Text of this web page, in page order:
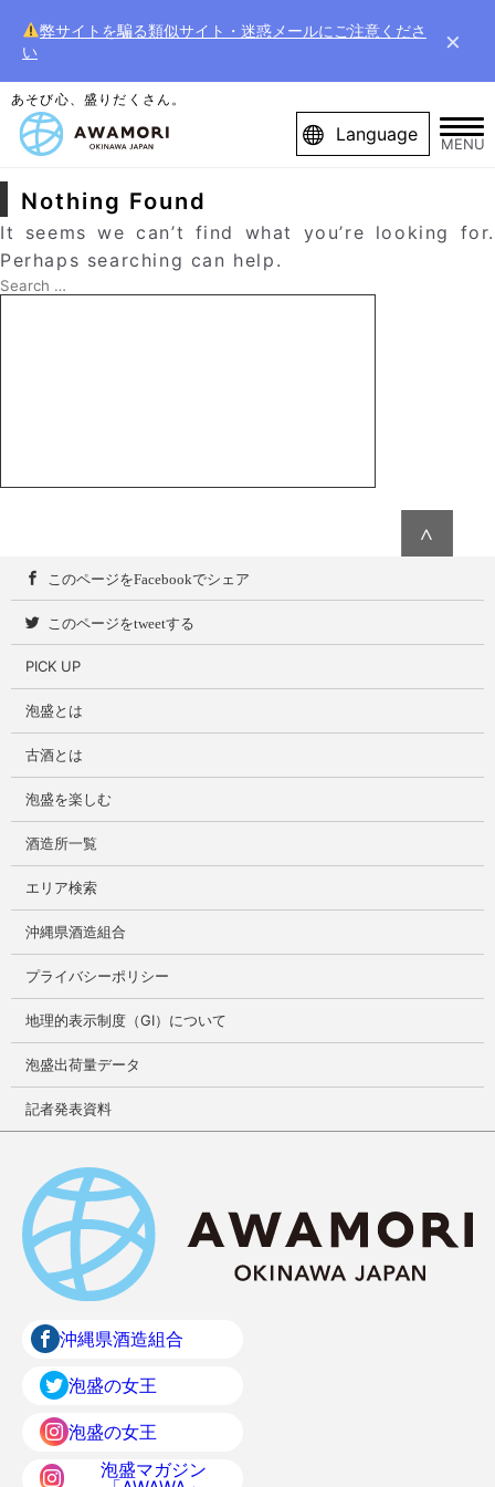
弊サイトを騙る類似サイト・迷惑メールにご注意くださ
い
×
あそび心、盛りだくさん。
Language MENU
Nothing Found
It seems we can’t find what you’re looking for.
Perhaps searching can help.
Search
for:
∧
このページをFacebookでシェア
このページをtweetする
PICK UP
泡盛とは
古酒とは
泡盛を楽しむ
酒造所一覧
エリア検索
沖縄県酒造組合
プライバシーポリシー
地理的表示制度（GI）について
泡盛出荷量データ
記者発表資料
沖縄県酒造組合
泡盛の女王
泡盛の女王
泡盛マガジン